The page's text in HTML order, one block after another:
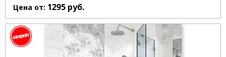
Цена от: 1295 руб.